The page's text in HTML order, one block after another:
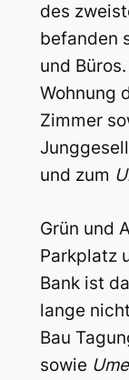
des
befanden
und
Wohnung
Zimmer
und zum
Grün und
Parkplatz
Bank ist
lange
Bau
sowie